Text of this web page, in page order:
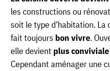
les constructions ou
soit le type d’habitation.
fait toujours bon vivre.
elle devient plus
Cependant aménager une